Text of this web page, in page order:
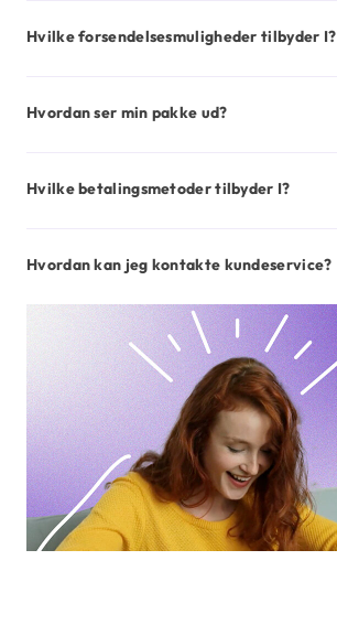
Hvilke forsendelsesmuligheder tilbyder I?
Hvordan ser min pakke ud?
Hvilke betalingsmetoder tilbyder I?
Hvordan kan jeg kontakte kundeservice?